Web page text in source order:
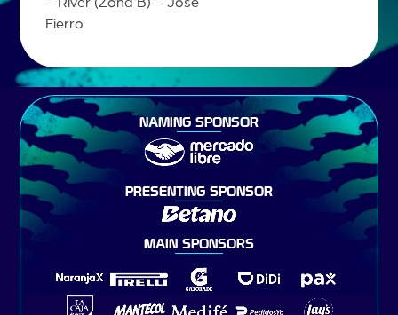
Fierro
NAMING SPONSOR
PRESENTING SPONSOR
MAIN SPONSORS